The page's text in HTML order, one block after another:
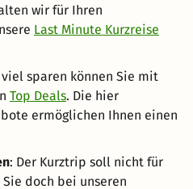
wir für Ihren
Last Minute Kurzreise
viel sparen können Sie mit
Top Deals. Die hier
ermöglichen Ihnen einen
: Der Kurztrip soll nicht für
doch bei unseren